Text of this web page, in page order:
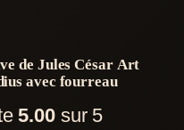
de Jules César Art
avec fourreau
5.00sur 5